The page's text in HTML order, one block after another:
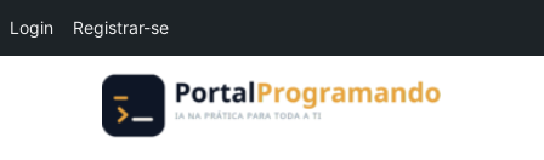
Login Registrar-se